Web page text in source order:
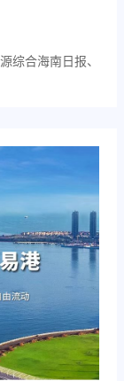
综合海南日报、